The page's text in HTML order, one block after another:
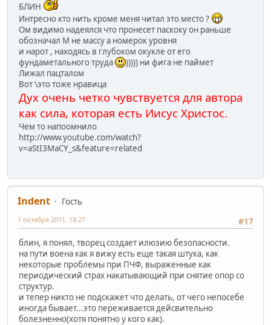
БЛИН
Интресно кто нить кроме меня читал это место ?
Ом видимо надеялся что пронесет паскоку он раньше
обозначал М не массу а номерок уровня
и нарот , находясь в глубоком окукле от его
фундаметального труда
))))) ни фига не паймет
Лижал пацталом
Вот \это тоже нравица
Дух очень четко чувствуется для автора
как сила, которая есть Иисус Христос.
Чем то напоомнило
http://www.youtube.com/watch?
v=aStI3MaCY_s&feature=related
Indent
Гость
#17
1 октября 2011, 18:27
блин, я понял, творец создает илюзию безопасности.
на пути воена как я вижу есть еще такая штука, как
некоторые проблемы при ПЧФ, выраженные как
периодический страх накатывающий при снятие опор со
структур.
и тепер никто не подскажет что делать, от чего непосебе
иногда бывает...это переживается дейсвительно
болезненно(хотя понятно у кого как).